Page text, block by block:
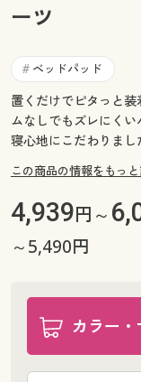
閲覧履歴
お気に入り
サポート
ご利用ガイド
よくある質問とお
ご利用ガイド
よくある質問とお
ーツ
# ベッドパッド
置くだけでピタっと
ムなしでもズレにくい
寝心地にこだわりまし
この商品の情報をもっ
4,939円～
～5,490円
カラー